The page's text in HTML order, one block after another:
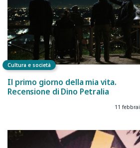
Cultura e società
Il primo giorno della mia vita.
Recensione di Dino Petralia
11